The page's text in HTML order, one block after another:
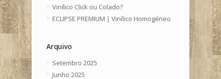
Vinílico Click ou Colado?
ECLIPSE PREMIUM | Vinílico Homogéneo
Arquivo
Setembro 2025
Junho 2025